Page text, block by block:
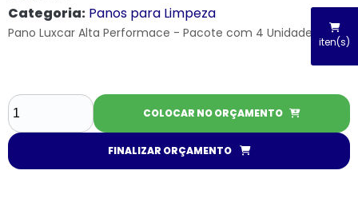
iten(s)
Categoria: Panos para Limpeza
Pano Luxcar Alta Performace - Pacote com 4 Unidades
COLOCAR NO ORÇAMENTO
FINALIZAR ORÇAMENTO